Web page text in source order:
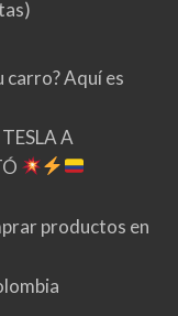
carro? Aquí es
A
productos en